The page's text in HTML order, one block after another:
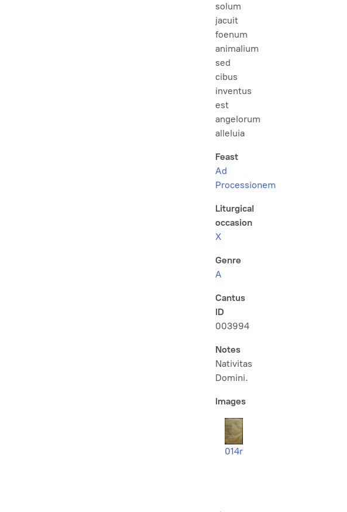
solum
jacuit
foenum
animalium
sed
cibus
inventus
est
angelorum
alleluia
Feast
Ad
Processionem
Liturgical
occasion
X
Genre
A
Cantus
ID
003994
Notes
Nativitas
Domini.
Images
014r